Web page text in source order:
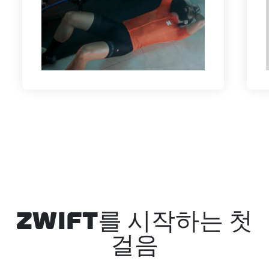
ZWIFT를 시작하는 첫
걸음